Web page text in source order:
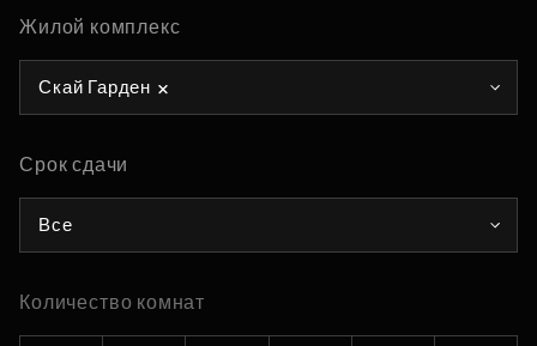
Жилой комплекс
Скай Гарден
Срок сдачи
Все
Количество комнат